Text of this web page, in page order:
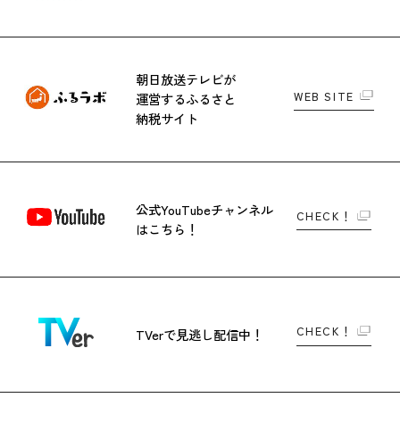
朝日放送テレビが
運営するふるさと
納税サイト
WEB SITE
公式YouTubeチャンネル
はこちら！
CHECK！
TVerで見逃し配信中！ CHECK！